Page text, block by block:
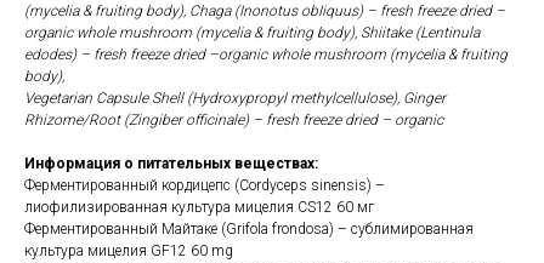
(mycelia & fruiting body), Chaga (Inonotus obIiquus) – fresh freeze dried –
organic whole mushroom (mycelia & fruiting body), Shiitake (Lentinula
edodes) – fresh freeze dried –organic whole mushroom (mycelia & fruiting
body),
Vegetarian Capsule Shell (Hydroxypropyl methylcellulose), Ginger
Rhizome/Root (Zingiber officinale) – fresh freeze dried – organic
Информация о питательных веществах:
Ферментированный кордицепс (Cordyceps sinensis) –
лиофилизированная культура мицелия CS12 60 мг
Ферментированный Майтаке (Grifola frondosa) – сублимированная
культура мицелия GF12 60 mg